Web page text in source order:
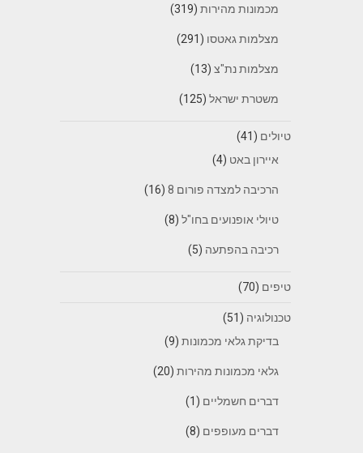
מכמונות מהירות(319)
מצלמות גאטסו (291)
מצלמות נת"צ(13)
משטרת ישראל(125)
טיולים (41)
איירון באט (4)
הרכיבה למצדה פורום 8 (16)
טיולי אופנועים בחו"ל(8)
רכיבה בהפתעה (5)
טיפים (70)
טכנולוגיה (51)
בדיקת גלאי מכמונות(9)
גלאי מכמונות מהירות(20)
דברים חשמליים (1)
דברים מעופפים (8)